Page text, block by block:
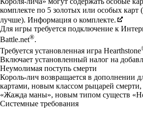
комплекте по 5 золотых или особых
лучше). Информация о комплекте.
Для игры требуется подключение к
Battle.net®.
Требуется установленная игра Hearthstone
Включает установленный налог на
Неумолимая поступь смерти
Король-лич возвращается в дополнении
картами, новым классом рыцарей
«Жажда маны», новым типом существ
Системные требования